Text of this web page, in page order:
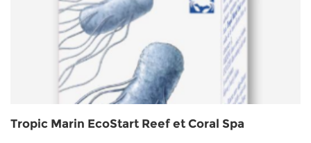
Tropic Marin EcoStart Reef et Coral Spa